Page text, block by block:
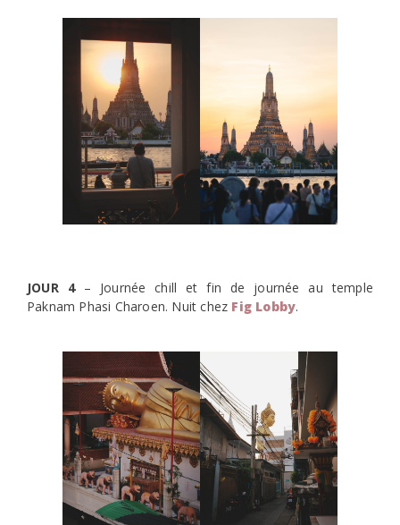
JOUR 4– Journée chill et fin de journée au temple
Paknam Phasi Charoen. Nuit chez Fig Lobby.